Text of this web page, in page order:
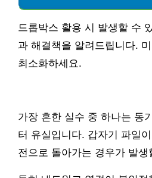
드롭박스 활용 시 발생할 수
과 해결책을 알려드립니다.
최소화하세요.
가장 흔한 실수 중 하나는 동
터 유실입니다. 갑자기 파일
전으로 돌아가는 경우가 발생